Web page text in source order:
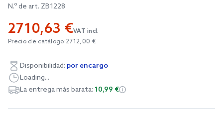
beginning
the
images
N.º de art. ZB1228
2710,63 €VAT incl.
Precio de catálogo:2712,00 €
Disponibilidad: por encargo
Loading...
La entrega más barata: 10,99 €